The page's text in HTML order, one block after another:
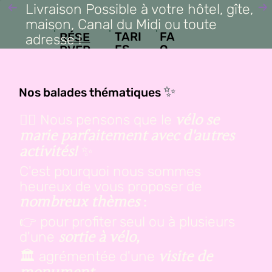
RÉSE
RVER
FA
Q
TARI
FS
Livraison Possible à votre hôtel, gîte,
maison, Canal du Midi ou toute
adresse !
Nos balades thématiques ✨
🚴‍♀️ Nous pensons que le vélo se
marie parfaitement avec d'autres
activités!✨
C'est pourquoi nous sommes
heureux de vous proposer de
nombreux thèmes:
👉 pour profiter seul ou à plusieurs
d'une sortie à vélo,
🏛️ agrémentée d'une visite de